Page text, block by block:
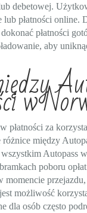
debetowej.
płatności online.
płatności
aby
w
za
między
Autopass
poboru
możliwość
dla osób często